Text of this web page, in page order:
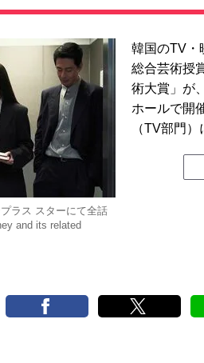
ラス スターにて全話
and its related
韓国のTV・
総合芸術授
術大賞」が
ホールで開
（TV部門